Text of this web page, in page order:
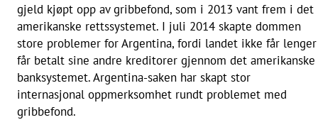
gjeld kjøpt opp av gribbefond, som i 2013 vant frem i det
amerikanske rettssystemet. I juli 2014 skapte dommen
store problemer for Argentina, fordi landet ikke får lenger
får betalt sine andre kreditorer gjennom det amerikanske
banksystemet. Argentina-saken har skapt stor
internasjonal oppmerksomhet rundt problemet med
gribbefond.